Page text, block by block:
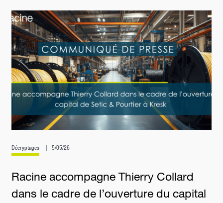
Décryptages 5/05/26
Racine accompagne Thierry Collard
dans le cadre de l’ouverture du capital